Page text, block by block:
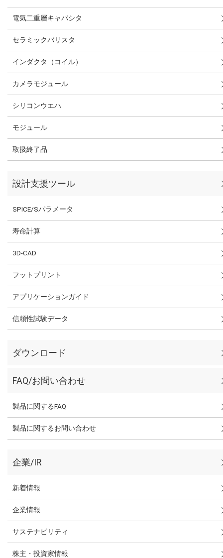
電気二重層キャパシタ
セラミックバリスタ
インダクタ（コイル）
カメラモジュール
シリコンウエハ
モジュール
取扱終了品
設計支援ツール
SPICE/Sパラメータ
寿命計算
3D-CAD
フットプリント
アプリケーションガイド
信頼性試験データ
ダウンロード
FAQ/お問い合わせ
製品に関するFAQ
製品に関するお問い合わせ
企業/IR
新着情報
企業情報
サステナビリティ
株主・投資家情報